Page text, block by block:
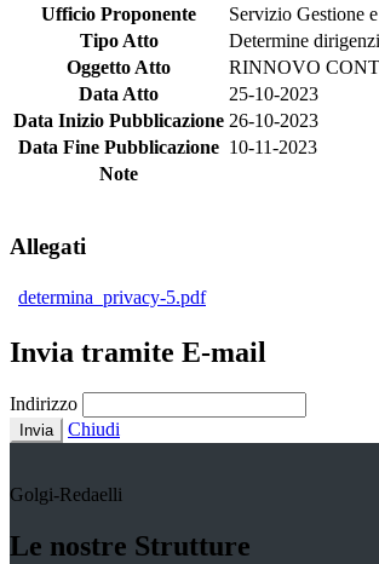
Ufficio Proponente
Servizio Gestione
Tipo Atto
Determine
Oggetto Atto
RINNOVO
Data Atto
25-10-2023
Data Inizio Pubblicazione 26-10-2023
Data Fine Pubblicazione 10-11-2023
Note
Allegati
determina_privacy-5.pdf
Invia tramite E-mail
Indirizzo
Invia Chiudi
Golgi-Redaelli
Le nostre Strutture